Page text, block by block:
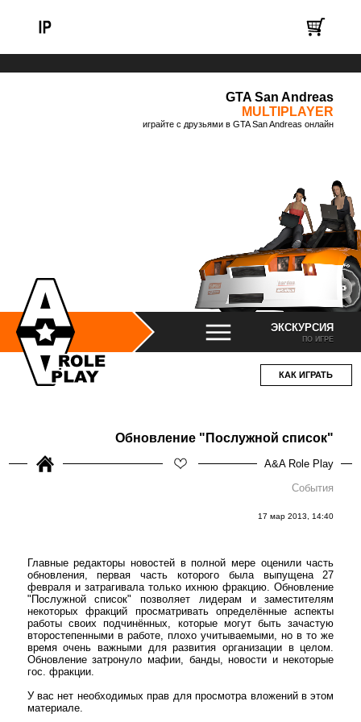
GTA San Andreas
MULTIPLAYER
играйте с друзьями в GTA San Andreas онлайн
ЭКСКУРСИЯ
ПО ИГРЕ
КАК ИГРАТЬ
Обновление "Послужной список"
A&A Role Play
События
17 мар 2013, 14:40
Главные редакторы новостей в полной мере оценили часть
обновления, первая часть которого была выпущена 27
февраля и затрагивала только ихнюю фракцию. Обновление
"Послужной список" позволяет лидерам и заместителям
некоторых фракций просматривать определённые аспекты
работы своих подчинённых, которые могут быть зачастую
второстепенными в работе, плохо учитываемыми, но в то же
время очень важными для развития организации в целом.
Обновление затронуло мафии, банды, новости и некоторые
гос. фракции.
У вас нет необходимых прав для просмотра вложений в этом
материале.